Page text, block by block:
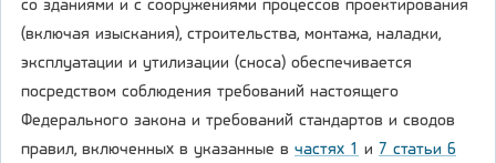
со зданиями и с сооружениями процессов проектирования
(включая изыскания), строительства, монтажа, наладки,
эксплуатации и утилизации (сноса) обеспечивается
посредством соблюдения требований настоящего
Федерального закона и требований стандартов и сводов
правил, включенных в указанные в частях 1 и 7 статьи 6